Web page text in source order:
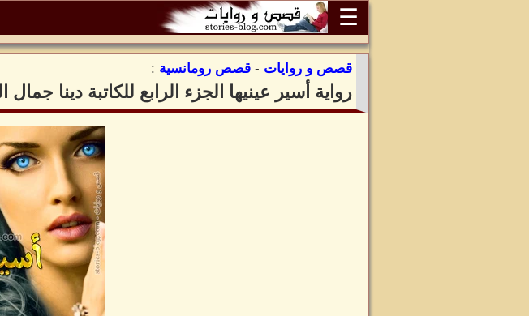
☰
قصص و روايات - قصص رومانسية :
رواية أسير عينيها الجزء الرابع للكاتبة دينا